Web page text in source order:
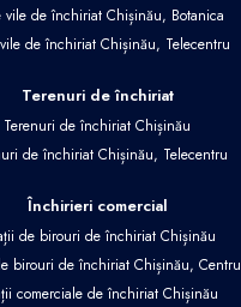
vile de închiriat Chișinău, Botanica
de închiriat Chișinău, Telecentru
Terenuri de închiriat
Terenuri de închiriat Chișinău
de închiriat Chișinău, Telecentru
Închirieri comercial
de birouri de închiriat Chișinău
birouri de închiriat Chișinău, Centru
comerciale de închiriat Chișinău